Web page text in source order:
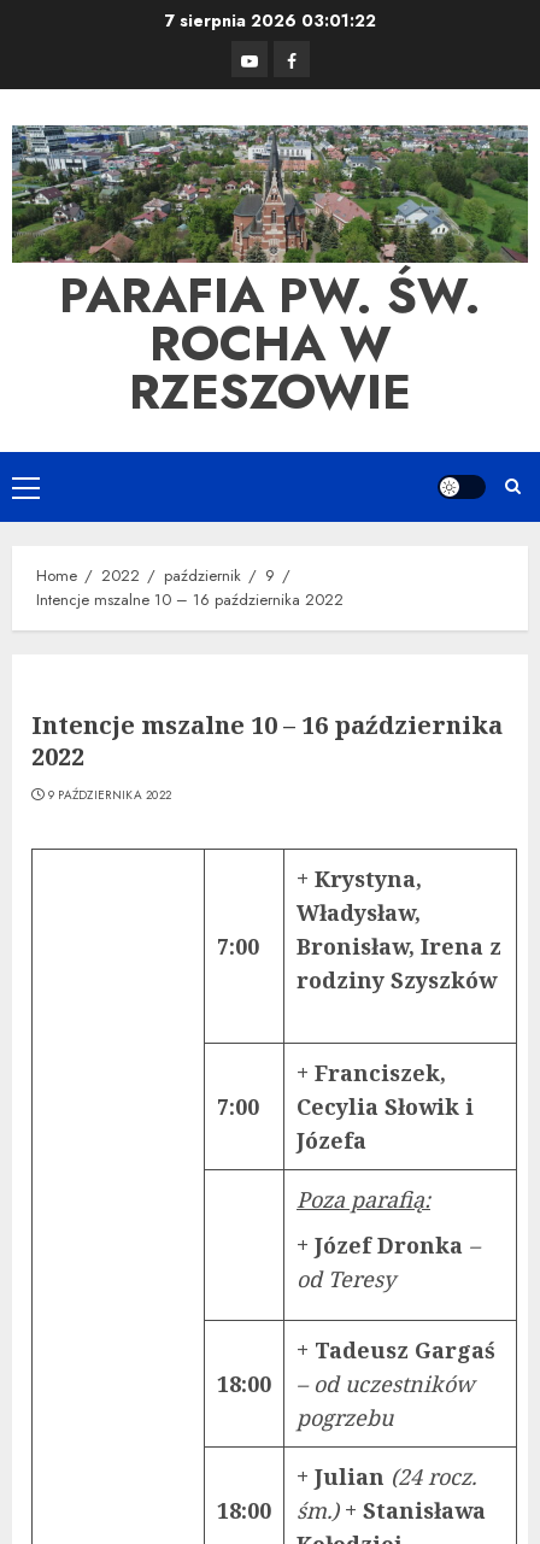
7 sierpnia 2026 03:01:23
YouTubeFacebook
PARAFIA PW. ŚW.
ROCHA W
RZESZOWIE
Primary
Menu
Home 2022 październik
9
Intencje mszalne 10 – 16 października 2022
Intencje mszalne 10 – 16 października
2022
9 PAŹDZIERNIKA 2022
7:00
+ Krystyna,
Władysław,
Bronisław, Irena z
rodziny Szyszków
7:00
+ Franciszek,
Cecylia Słowik i
Józefa
Poza parafią:
+ Józef Dronka –
od Teresy
18:00
+ Tadeusz Gargaś
– od uczestników
pogrzebu
18:00
+ Julian (24 rocz.
śm.) + Stanisława